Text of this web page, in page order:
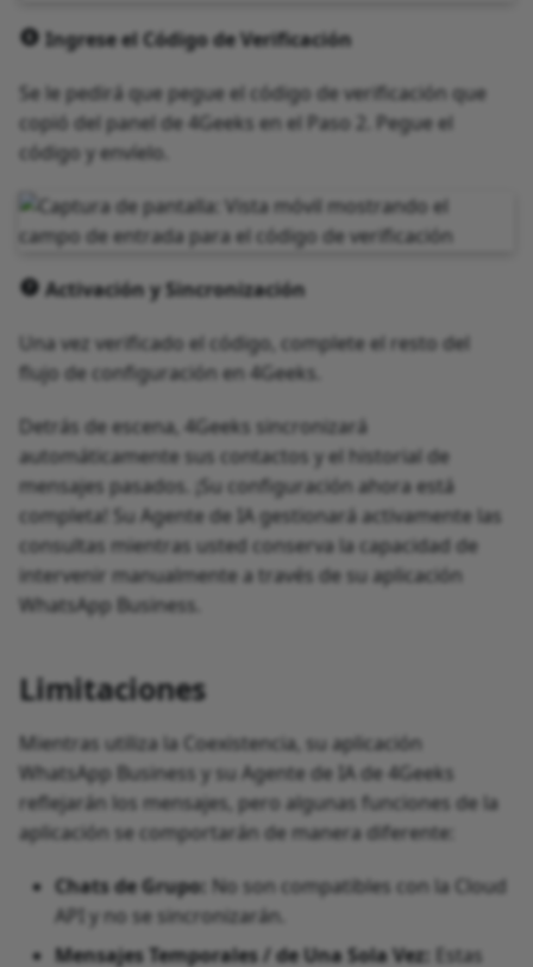
Ingrese el Código de Verificación
Se le pedirá que pegue el código de verificación que
copió del panel de 4Geeks en el Paso 2. Pegue el
código y envíelo.
Activación y Sincronización
Una vez verificado el código, complete el resto del
flujo de configuración en 4Geeks.
Detrás de escena, 4Geeks sincronizará
automáticamente sus contactos y el historial de
mensajes pasados. ¡Su configuración ahora está
completa! Su Agente de IA gestionará activamente las
consultas mientras usted conserva la capacidad de
intervenir manualmente a través de su aplicación
WhatsApp Business.
Limitaciones
Mientras utiliza la Coexistencia, su aplicación
WhatsApp Business y su Agente de IA de 4Geeks
reflejarán los mensajes, pero algunas funciones de la
aplicación se comportarán de manera diferente:
Chats de Grupo: No son compatibles con la Cloud
API y no se sincronizarán.
Mensajes Temporales / de Una Sola Vez:
Estas